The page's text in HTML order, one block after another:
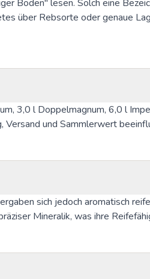
Boden" lesen. Solch eine
über Rebsorte oder genaue
3,0 l Doppelmagnum, 6,0 l
Versand und Sammlerwert
sich jedoch aromatisch
Mineralik, was ihre